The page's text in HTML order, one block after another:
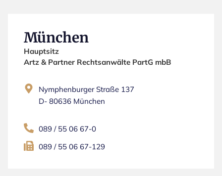
München
Hauptsitz
Artz & Partner Rechtsanwälte PartG mbB
Nymphenburger Straße 137
D- 80636 München
089 / 55 06 67-0
089 / 55 06 67-129